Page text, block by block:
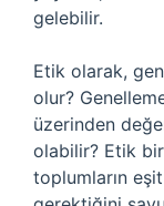
gelebilir.
Etik olarak,
olur?
üzerinden
olabilir? Etik bir
toplumların